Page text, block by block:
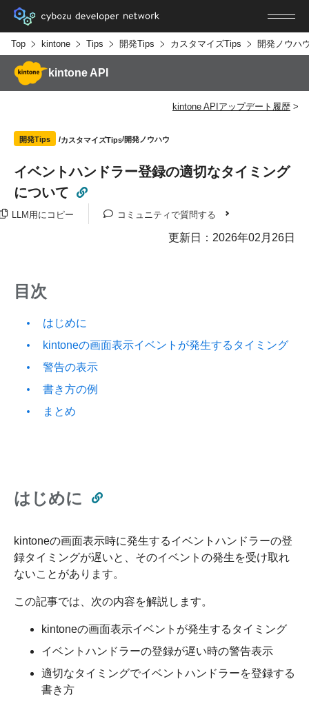
Top kintone Tips 開発Tips カスタマイズTips 開発ノウハ
kintone API
kintone APIアップデート履歴
開発Tips カスタマイズTips 開発ノウハウ
イベントハンドラー登録の適切なタイミング
について
LLM用にコピー コミュニティで質問する
更新日：2026年02月26日
目次
はじめに
kintoneの画面表示イベントが発生するタイミング
警告の表示
書き方の例
まとめ
はじめに
kintoneの画面表示時に発生するイベントハンドラーの登
録タイミングが遅いと、そのイベントの発生を受け取れ
ないことがあります。
この記事では、次の内容を解説します。
kintoneの画面表示イベントが発生するタイミング
イベントハンドラーの登録が遅い時の警告表示
適切なタイミングでイベントハンドラーを登録する
書き方